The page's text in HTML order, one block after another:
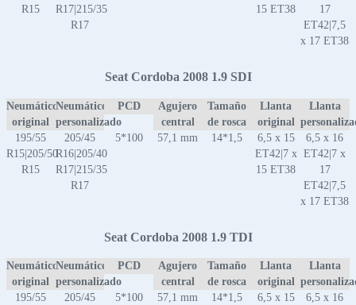
R15
R17|215/35
R17
15 ET38
17
ET42|7,5
x 17 ET38
Seat Cordoba 2008 1.9 SDI
Neumático
original
Neumático
personalizado
PCD
Agujero
central
Tamaño
de rosca
Llanta
original
Llanta
195/55
R15|205/50
R15
205/45
R16|205/40
R17|215/35
R17
5*100 57,1 mm 14*1,5
6,5 x 15
ET42|7 x
15 ET38
6,5 x 16
ET42|7 x
17
ET42|7,5
x 17 ET38
Seat Cordoba 2008 1.9 TDI
Neumático
original
Neumático
personalizado
PCD
Agujero
central
Tamaño
de rosca
Llanta
original
Llanta
195/55
205/45
5*100 57,1 mm 14*1,5
6,5 x 15
6,5 x 16